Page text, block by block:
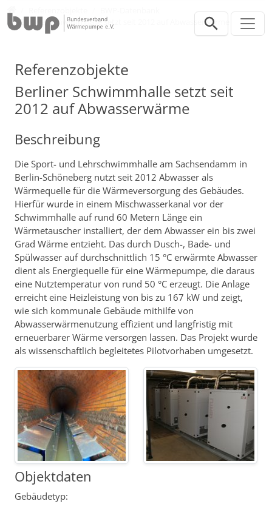
Berliner Schwimmhalle setzt seit 2012 auf Abwasserwärme
Referenzobjekte
Berliner Schwimmhalle setzt seit
2012 auf Abwasserwärme
Beschreibung
Die Sport- und Lehrschwimmhalle am Sachsendamm in
Berlin-Schöneberg nutzt seit 2012 Abwasser als
Wärmequelle für die Wärmeversorgung des Gebäudes.
Hierfür wurde in einem Mischwasserkanal vor der
Schwimmhalle auf rund 60 Metern Länge ein
Wärmetauscher installiert, der dem Abwasser ein bis zwei
Grad Wärme entzieht. Das durch Dusch-, Bade- und
Spülwasser auf durchschnittlich 15 °C erwärmte Abwasser
dient als Energiequelle für eine Wärmepumpe, die daraus
eine Nutztemperatur von rund 50 °C erzeugt. Die Anlage
erreicht eine Heizleistung von bis zu 167 kW und zeigt,
wie sich kommunale Gebäude mithilfe von
Abwasserwärmenutzung effizient und langfristig mit
erneuerbarer Wärme versorgen lassen. Das Projekt wurde
als wissenschaftlich begleitetes Pilotvorhaben umgesetzt.
Objektdaten
Gebäudetyp: